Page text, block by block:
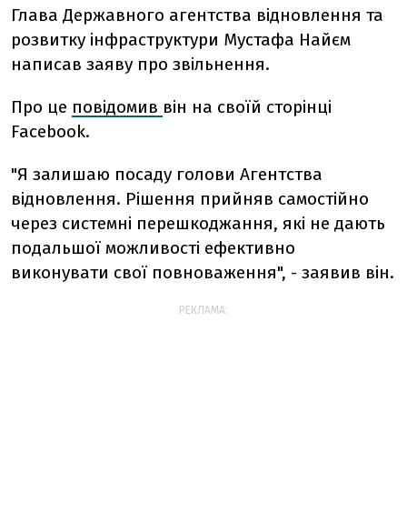
Глава Державного агентства відновлення та
розвитку інфраструктури Мустафа Найєм
написав заяву про звільнення.
Про це повідомив він на своїй сторінці
Facebook.
"Я залишаю посаду голови Агентства
відновлення. Рішення прийняв самостійно
через системні перешкоджання, які не дають
подальшої можливості ефективно
виконувати свої повноваження", - заявив він.
РЕКЛАМА: